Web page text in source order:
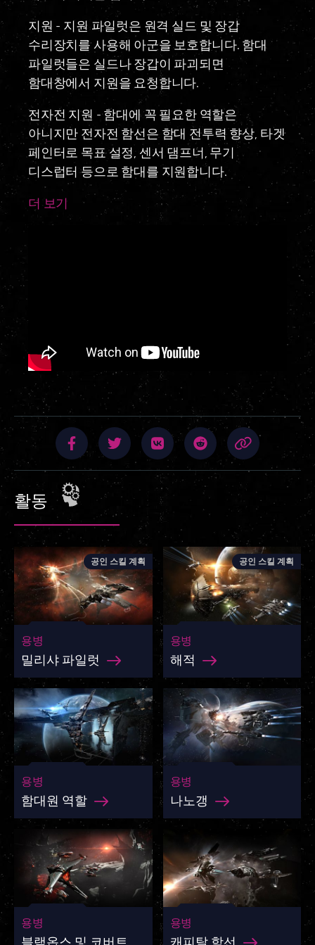
지원 - 지원 파일럿은 원격 실드 및 장갑
수리장치를 사용해 아군을 보호합니다. 함대
파일럿들은 실드나 장갑이 파괴되면
함대창에서 지원을 요청합니다.
전자전 지원 - 함대에 꼭 필요한 역할은
아니지만 전자전 함선은 함대 전투력 향상, 타겟
페인터로 목표 설정, 센서 댐프너, 무기
디스럽터 등으로 함대를 지원합니다.
더 보기
활동
공인 스킬 계획
용병
밀리샤 파일럿
공인 스킬 계획
용병
해적
용병
함대원 역할
용병
나노갱
용병
블랙옵스 및 코버트
용병
캐피탈 함선